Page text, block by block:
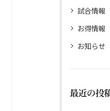
試合情報
お得情報
お知らせ
最近の投